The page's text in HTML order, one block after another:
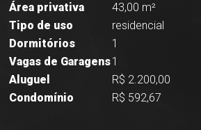
Área privativa
43,00 m²
Tipo de uso
residencial
Dormitórios
1
Vagas de Garagens1
Aluguel
R$ 2.200,00
Condomínio
R$ 592,67